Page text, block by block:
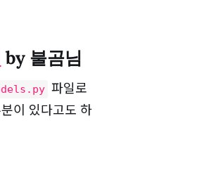
by 불곰님
파일로
이 있다고도 하